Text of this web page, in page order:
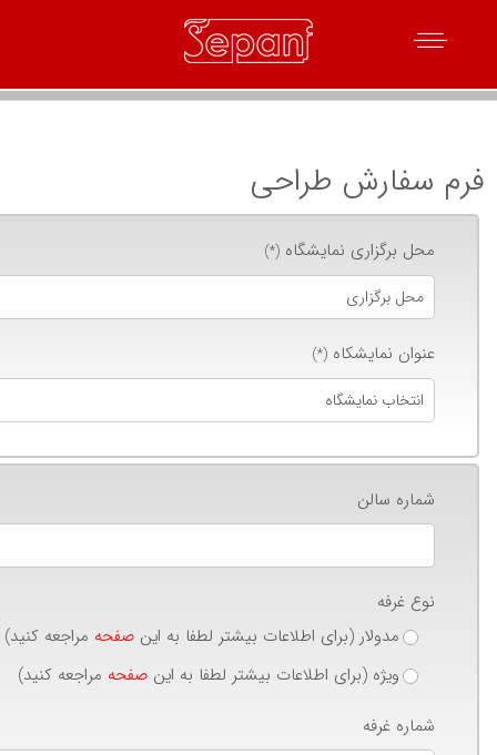
فرم سفارش طراحی
محل برگزاری نمایشگاه (*)
عنوان نمایشکاه (*)
شماره سالن
نوع غرفه
مدولار (برای اطلاعات بیشتر لطفا به اینصفحه مراجعه کنید)
ویژه (برای اطلاعات بیشتر لطفا به اینصفحه مراجعه کنید)
شماره غرفه